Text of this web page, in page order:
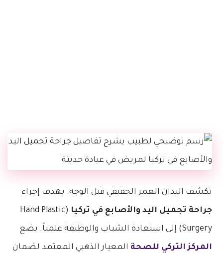
تكشف اليدان العمر الحقيقي قبل الوجه. يهدف إجراء
جراحة تجميل اليد والأصابع في تركيا (Hand Plastic
Surgery) إلى استعادة الشباب والوظيفة علمياً. يضع
المركز التركي للصحة المعيار الذهبي المعتمد لضمان